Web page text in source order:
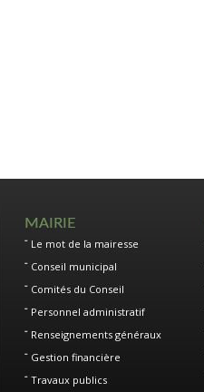
MAIRIE
Le mot de la mairesse
Conseil municipal
Comités du Conseil
Personnel administratif
Renseignements généraux
Gestion financière
Travaux publics